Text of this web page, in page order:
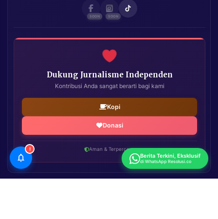
Dukung Jurnalisme Independen
Kontribusi Anda sangat berarti bagi kami
Kopi
Donasi
Aman & Terpercaya
!
Berita Terkini, Eksklusif
di WhatsApp Resolusi.co